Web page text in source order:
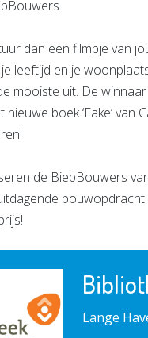
dan een filmpje van
leeftijd en je
mooiste uit. De
boek ‘Fake’ van
de BiebBouwers
Lange